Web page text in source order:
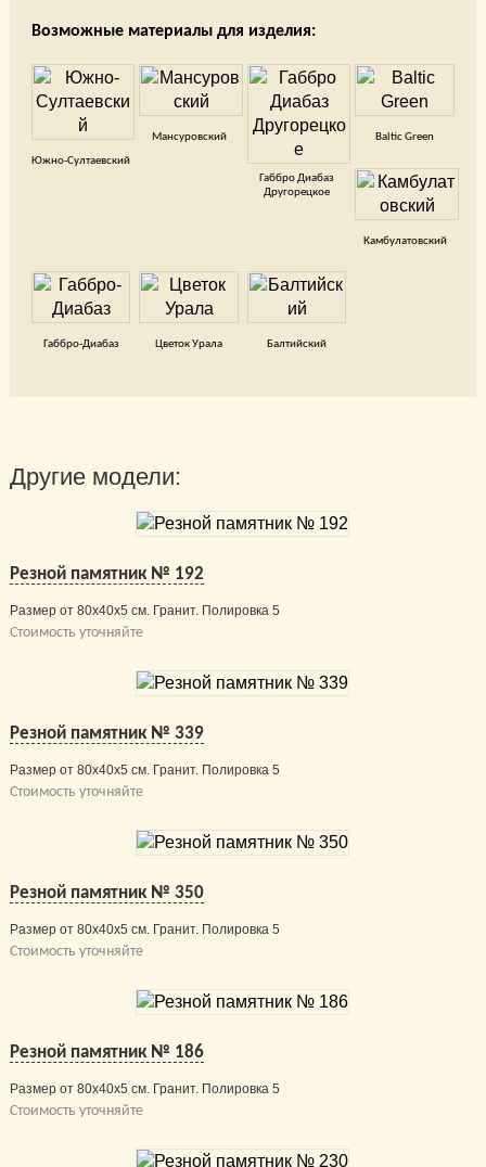
Возможные материалы для изделия:
Южно-Султаевский
Мансуровский
Габбро Диабаз
Другорецкое
Baltic Green
Камбулатовский
Габбро-Диабаз Цветок Урала Балтийский
Другие модели:
Резной памятник № 192
Размер от 80х40х5 см. Гранит. Полировка 5
Стоимость уточняйте
Резной памятник № 339
Размер от 80х40х5 см. Гранит. Полировка 5
Стоимость уточняйте
Резной памятник № 350
Размер от 80х40х5 см. Гранит. Полировка 5
Стоимость уточняйте
Резной памятник № 186
Размер от 80х40х5 см. Гранит. Полировка 5
Стоимость уточняйте